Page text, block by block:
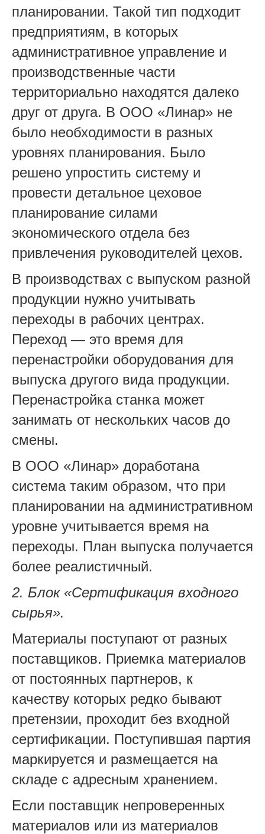
планировании. Такой тип подходит
предприятиям, в которых
административное управление и
производственные части
территориально находятся далеко
друг от друга. В ООО «Линар» не
было необходимости в разных
уровнях планирования. Было
решено упростить систему и
провести детальное цеховое
планирование силами
экономического отдела без
привлечения руководителей цехов.
В производствах с выпуском разной
продукции нужно учитывать
переходы в рабочих центрах.
Переход — это время для
перенастройки оборудования для
выпуска другого вида продукции.
Перенастройка станка может
занимать от нескольких часов до
смены.
В ООО «Линар» доработана
система таким образом, что при
планировании на административном
уровне учитывается время на
переходы. План выпуска получается
более реалистичный.
2. Блок «Сертификация входного
сырья».
Материалы поступают от разных
поставщиков. Приемка материалов
от постоянных партнеров, к
качеству которых редко бывают
претензии, проходит без входной
сертификации. Поступившая партия
маркируется и размещается на
складе с адресным хранением.
Если поставщик непроверенных
материалов или из материалов